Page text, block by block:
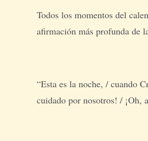
Todos los momentos del
afirmación más profunda de
“Esta es la noche, / cuando
cuidado por nosotros! / ¡Oh,